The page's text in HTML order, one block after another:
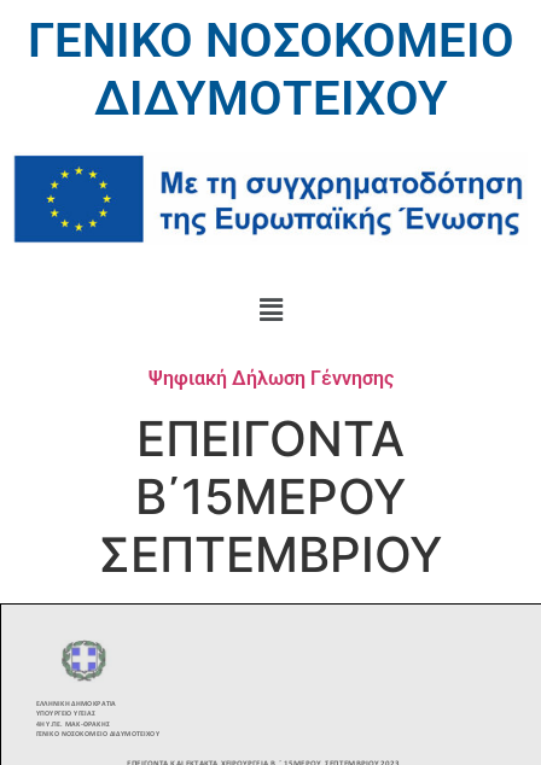
ΓΕΝΙΚΟ ΝΟΣΟΚΟΜΕΙΟ
ΔΙΔΥΜΟΤΕΙΧΟΥ
Ψηφιακή Δήλωση Γέννησης
ΕΠΕΙΓΟΝΤΑ
B΄15ΜΕΡΟΥ
ΣΕΠΤΕΜΒΡΙΟΥ